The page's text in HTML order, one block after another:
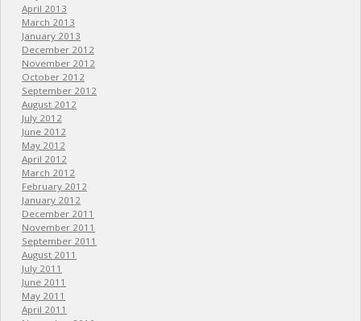
April 2013
March 2013
January 2013
December 2012
November 2012
October 2012
September 2012
August 2012
July 2012
June 2012
May 2012
April 2012
March 2012
February 2012
January 2012
December 2011
November 2011
September 2011
August 2011
July 2011
June 2011
May 2011
April 2011